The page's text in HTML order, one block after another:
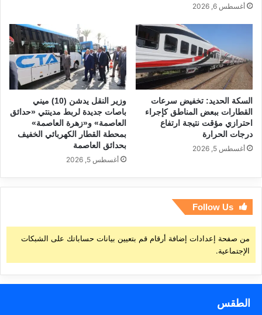
أغسطس 6, 2026
السكة الحديد: تخفيض سرعات
القطارات ببعض المناطق كإجراء
احترازي مؤقت نتيجة ارتفاع
درجات الحرارة
أغسطس 5, 2026
وزير النقل يدشن (10) ميني
باصات جديدة لربط مدينتي «حدائق
العاصمة» و«زهرة العاصمة»
بمحطة القطار الكهربائي الخفيف
بحدائق العاصمة
أغسطس 5, 2026
Follow Us
من صفحة إعدادات إضافة أرقام قم بتعيين بيانات حساباتك على الشبكات
الإجتماعية.
الطقس